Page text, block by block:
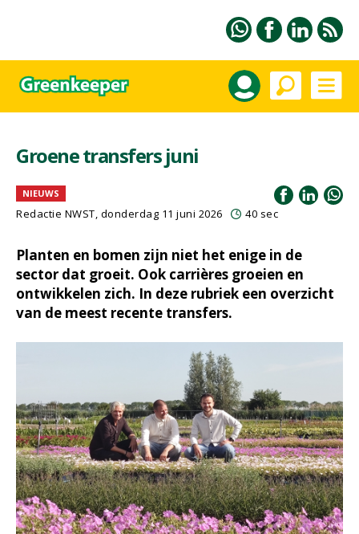
Groene transfers juni
NIEUWS
Redactie NWST, donderdag 11 juni 2026 40 sec
Planten en bomen zijn niet het enige in de
sector dat groeit. Ook carrières groeien en
ontwikkelen zich. In deze rubriek een overzicht
van de meest recente transfers.